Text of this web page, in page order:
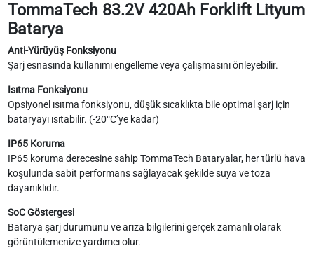
TommaTech 83.2V 420Ah Forklift Lityum
Batarya
Anti-Yürüyüş Fonksiyonu
Şarj esnasında kullanımı engelleme veya çalışmasını önleyebilir.
Isıtma Fonksiyonu
Opsiyonel ısıtma fonksiyonu, düşük sıcaklıkta bile optimal şarj için
bataryayı ısıtabilir. (-20°C’ye kadar)
IP65 Koruma
IP65 koruma derecesine sahip TommaTech Bataryalar, her türlü hava
koşulunda sabit performans sağlayacak şekilde suya ve toza
dayanıklıdır.
SoC Göstergesi
Batarya şarj durumunu ve arıza bilgilerini gerçek zamanlı olarak
görüntülemenize yardımcı olur.